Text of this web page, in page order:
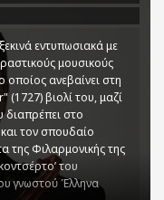
εντυπωσιακά με
μουσικούς
ανεβαίνει στη
βιολί του, μαζί
διαπρέπει στο
τον σπουδαίο
της Φιλαρμονικής της
του
γνωστού Έλληνα